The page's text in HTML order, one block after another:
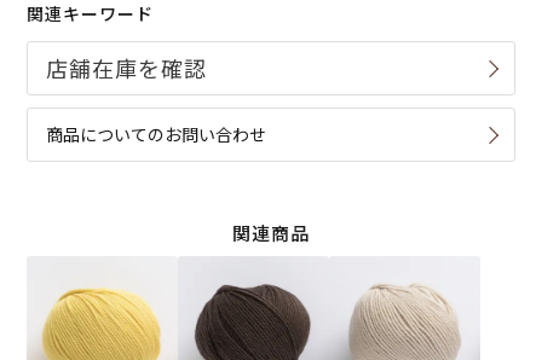
関連キーワード
商品についてのお問い合わせ
関連商品